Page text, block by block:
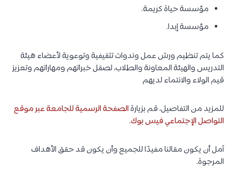
مؤسسة حياة كريمة.
مؤسسة إبدا.
كما يتم تنظيم ورش عمل وندوات تثقيفية وتوعوية لأعضاء هيئة
التدريس والهيئة المعاونة والطلاب، لصقل خبراتهم ومهاراتهم وتعزيز
قيم الولاء والانتماء لديهم
للمزيد من التفاصيل، قم بزيارةالصفحة الرسمية للجامعة عبر موقع
التواصل الإجتماعي فيس بوك.
آمل أن يكون مقالنا مفيدًا للجميع وأن يكون قد حقق الأهداف
المرجوة.